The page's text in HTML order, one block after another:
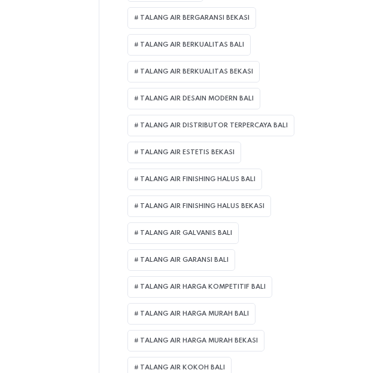
TALANG AIR BERGARANSI BEKASI
TALANG AIR BERKUALITAS BALI
TALANG AIR BERKUALITAS BEKASI
TALANG AIR DESAIN MODERN BALI
TALANG AIR DISTRIBUTOR TERPERCAYA BALI
TALANG AIR ESTETIS BEKASI
TALANG AIR FINISHING HALUS BALI
TALANG AIR FINISHING HALUS BEKASI
TALANG AIR GALVANIS BALI
TALANG AIR GARANSI BALI
TALANG AIR HARGA KOMPETITIF BALI
TALANG AIR HARGA MURAH BALI
TALANG AIR HARGA MURAH BEKASI
TALANG AIR KOKOH BALI